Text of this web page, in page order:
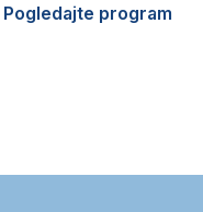
Pogledajte program